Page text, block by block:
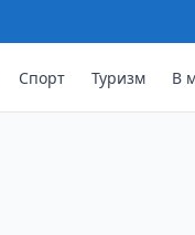
Спорт Туризм В